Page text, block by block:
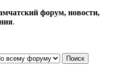
форум, новости,
.